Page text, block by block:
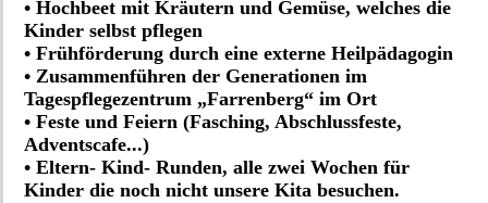
• Hochbeet mit Kräutern und Gemüse, welches die
Kinder selbst pflegen
• Frühförderung durch eine externe Heilpädagogin
• Zusammenführen der Generationen im
Tagespflegezentrum „Farrenberg“ im Ort
• Feste und Feiern (Fasching, Abschlussfeste,
Adventscafe...)
• Eltern- Kind- Runden, alle zwei Wochen für
Kinder die noch nicht unsere Kita besuchen.